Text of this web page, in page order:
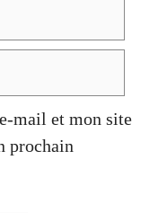
mail et mon site
prochain